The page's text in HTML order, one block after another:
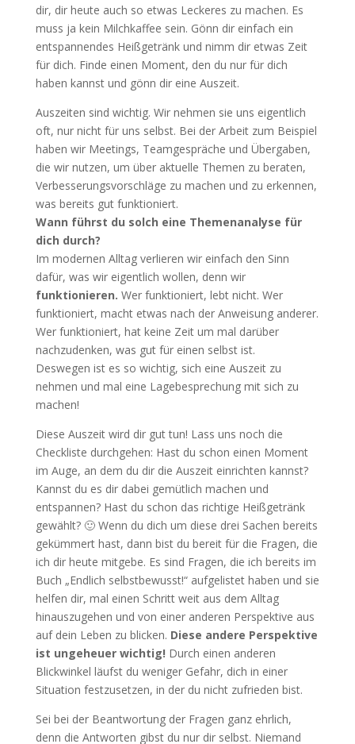
dir, dir heute auch so etwas Leckeres zu machen. Es
muss ja kein Milchkaffee sein. Gönn dir einfach ein
entspannendes Heißgetränk und nimm dir etwas Zeit
für dich. Finde einen Moment, den du nur für dich
haben kannst und gönn dir eine Auszeit.
Auszeiten sind wichtig. Wir nehmen sie uns eigentlich
oft, nur nicht für uns selbst. Bei der Arbeit zum Beispiel
haben wir Meetings, Teamgespräche und Übergaben,
die wir nutzen, um über aktuelle Themen zu beraten,
Verbesserungsvorschläge zu machen und zu erkennen,
was bereits gut funktioniert.
Wann führst du solch eine Themenanalyse für
dich durch?
Im modernen Alltag verlieren wir einfach den Sinn
dafür, was wir eigentlich wollen, denn wir
funktionieren. Wer funktioniert, lebt nicht. Wer
funktioniert, macht etwas nach der Anweisung anderer.
Wer funktioniert, hat keine Zeit um mal darüber
nachzudenken, was gut für einen selbst ist.
Deswegen ist es so wichtig, sich eine Auszeit zu
nehmen und mal eine Lagebesprechung mit sich zu
machen!
Diese Auszeit wird dir gut tun! Lass uns noch die
Checkliste durchgehen: Hast du schon einen Moment
im Auge, an dem du dir die Auszeit einrichten kannst?
Kannst du es dir dabei gemütlich machen und
entspannen? Hast du schon das richtige Heißgetränk
gewählt? 🙂 Wenn du dich um diese drei Sachen bereits
gekümmert hast, dann bist du bereit für die Fragen, die
ich dir heute mitgebe. Es sind Fragen, die ich bereits im
Buch „Endlich selbstbewusst!“ aufgelistet haben und sie
helfen dir, mal einen Schritt weit aus dem Alltag
hinauszugehen und von einer anderen Perspektive aus
auf dein Leben zu blicken. Diese andere Perspektive
ist ungeheuer wichtig! Durch einen anderen
Blickwinkel läufst du weniger Gefahr, dich in einer
Situation festzusetzen, in der du nicht zufrieden bist.
Sei bei der Beantwortung der Fragen ganz ehrlich,
denn die Antworten gibst du nur dir selbst. Niemand